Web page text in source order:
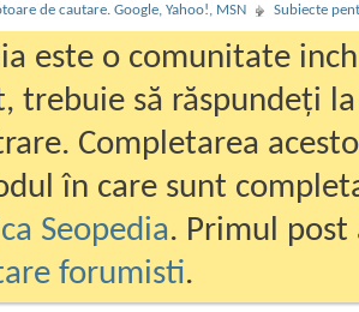
de cautare. Google, Yahoo!, MSN Subiecte
este o comunitate
trebuie să răspundeți
Completarea
în care sunt
Seopedia. Primul
forumisti.